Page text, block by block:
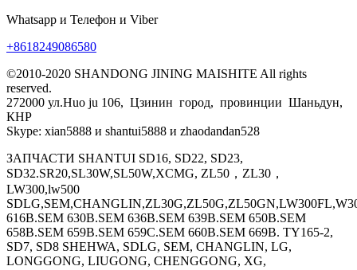
Whatsapp и Телефон и Viber
+8618249086580
©2010-2020 SHANDONG JINING MAISHITE All rights
reserved.
272000 ул.Huo ju 106, Цзинин город, провинции Шаньдун,
КНР
Skype: xian5888 и shantui5888 и zhaodandan528
ЗАПЧАСТИ SHANTUI SD16, SD22, SD23,
SD32.SR20,SL30W,SL50W,XCMG, ZL50，ZL30，
LW300,lw500
616B.SEM 630B.SEM 636B.SEM 639B.SEM 650B.SEM
658B.SEM 659B.SEM 659C.SEM 660B.SEM 669B. TY165-2,
SD7, SD8 SHEHWA, SDLG, SEM, CHANGLIN, LG,
LONGGONG, LIUGONG, CHENGGONG, XG,